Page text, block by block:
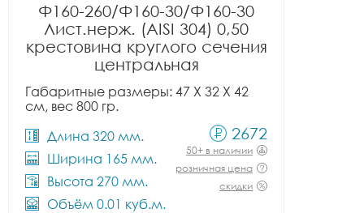
Ф160-260/Ф160-30/Ф160-30
Лист.нерж. (AISI 304) 0,50
крестовина круглого сечения
центральная
Габаритные размеры: 47 X 32 X 42
см, вес 800 гр.
Длина 320 мм.
Ширина 165 мм.
Высота 270 мм.
Объём 0.01 куб.м.
2672
50+ в наличии
розничная цена
скидки